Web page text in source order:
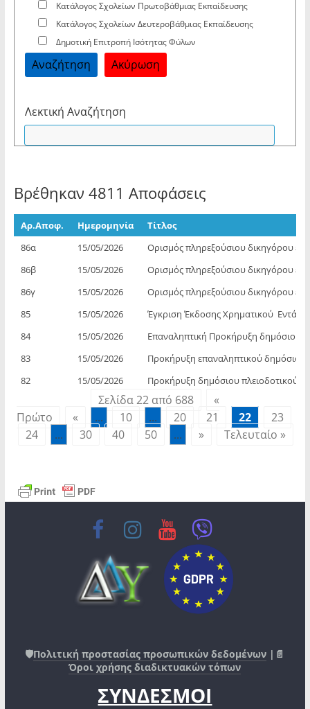
Κατάλογος Σχολείων Πρωτοβάθμιας Εκπαίδευσης
Κατάλογος Σχολείων Δευτεροβάθμιας Εκπαίδευσης
Δημοτική Επιτροπή Ισότητας Φύλων
Λεκτική Αναζήτηση
Βρέθηκαν 4811 Αποφάσεις
Αρ.Αποφ. Ημερομηνία
Τίτλος
86α
15/05/2026
Ορισμός πληρεξούσιου δικηγόρου
86β
15/05/2026
Ορισμός πληρεξούσιου δικηγόρου
86γ
15/05/2026
Ορισμός πληρεξούσιου δικηγόρου
85
15/05/2026
Έγκριση Έκδοσης Χρηματικού
84
15/05/2026
Επαναληπτική Προκήρυξη δημόσιου
83
15/05/2026
Προκήρυξη επαναληπτικού δημόσιου
82
15/05/2026 Προκήρυξη δημόσιου πλειοδοτικού
Σελίδα 22 από 688
«
Πρώτο
« ... 10 ... 20 21 22
23
24
... 30 40 50 ... » Τελευταίο »
🛡️Πολιτική προστασίας προσωπικών δεδομένων |📄
Όροι χρήσης διαδικτυακών τόπων
ΣΥΝΔΕΣΜΟΙ